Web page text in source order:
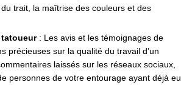
trait, la maîtrise des couleurs et des
: Les avis et les témoignages de
précieuses sur la qualité du travail d’un
laissés sur les réseaux sociaux,
personnes de votre entourage ayant déjà eu